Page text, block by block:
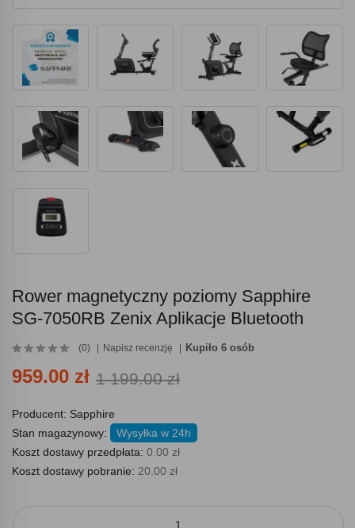
Rower magnetyczny poziomy Sapphire
SG-7050RB Zenix Aplikacje Bluetooth
(0) Napisz recenzję Kupiło 6 osób
959.00 zł 1 199.00 zł
Producent: Sapphire
Stan magazynowy:
Wysyłka w 24h
Koszt dostawy przedpłata: 0.00 zł
Koszt dostawy pobranie: 20.00 zł